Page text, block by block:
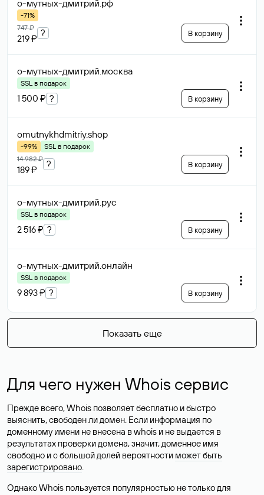
о-мутных-дмитрий.рф
-71%
747 ₽
219 ₽
? В корзину
о-мутных-дмитрий.москва
SSL в подарок
1 500 ₽ ? В корзину
omutnykhdmitriy.shop
-99%
SSL в подарок
14 982 ₽
189 ₽
? В корзину
о-мутных-дмитрий.рус
SSL в подарок
2 516 ₽ ? В корзину
о-мутных-дмитрий.онлайн
SSL в подарок
9 893 ₽ ? В корзину
Показать еще
Для чего нужен Whois сервис
Прежде всего, Whois позволяет бесплатно и быстро
выяснить, свободен ли домен. Если информация по
доменному имени не внесена в whois и не выдается в
результатах проверки домена, значит, доменное имя
свободно и с большой долей вероятности может быть
зарегистрировано.
Однако Whois пользуется популярностью не только для